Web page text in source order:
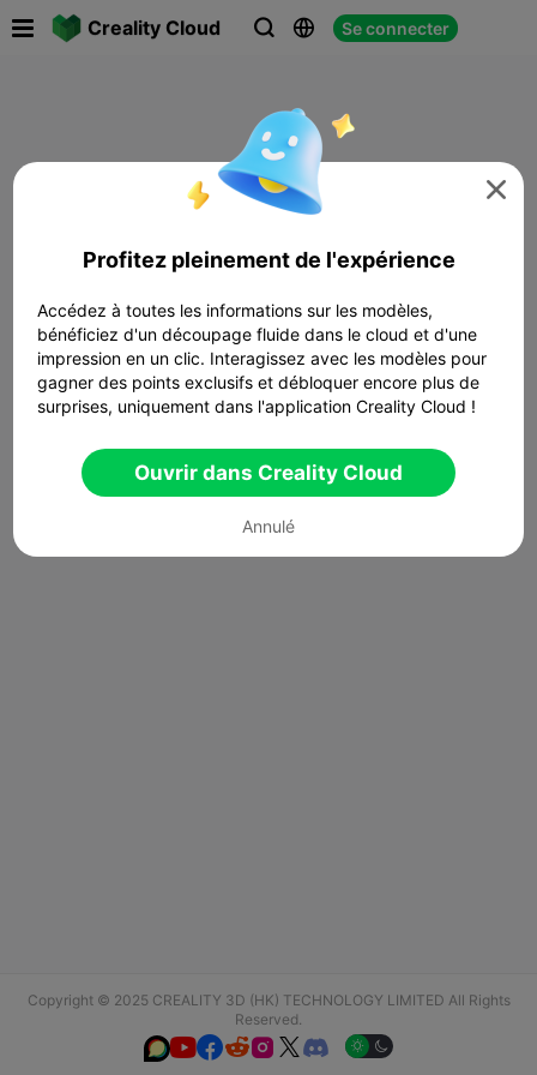
Creality Cloud   Se connecter
Copyright © 2025 CREALITY 3D (HK) TECHNOLOGY LIMITED All Rights
Reserved.
  

Profitez pleinement de l'expérience
Accédez à toutes les informations sur les modèles,
bénéficiez d'un découpage fluide dans le cloud et d'une
impression en un clic. Interagissez avec les modèles pour
gagner des points exclusifs et débloquer encore plus de
surprises, uniquement dans l'application Creality Cloud !
Ouvrir dans Creality Cloud
Annulé